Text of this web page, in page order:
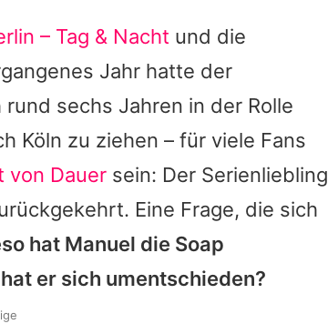
– Tag & Nacht und die
Jahr hatte der
sechs Jahren in der Rolle
Köln zu ziehen – für viele Fans
von Dauer sein: Der Serienliebling
Eine Frage, die sich
hat Manuel die Soap
er sich umentschieden?